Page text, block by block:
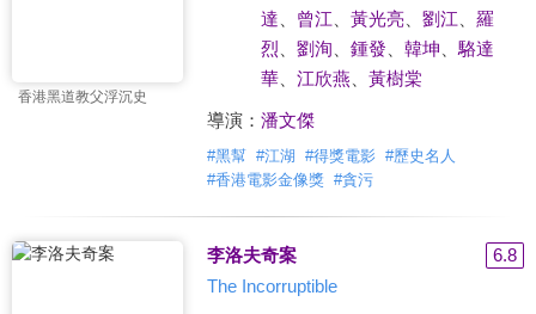
香港黑道教父浮沉史
達
曾江 黃光亮、 劉江
羅
烈
劉洵 鍾發 韓坤
駱達
華、 江欣燕 黃樹棠
導演： 潘文傑
#黑幫 #江湖 #得獎電影 #歷史名人
#香港電影金像獎 #貪污
李洛夫奇案
6.8
The Incorruptible